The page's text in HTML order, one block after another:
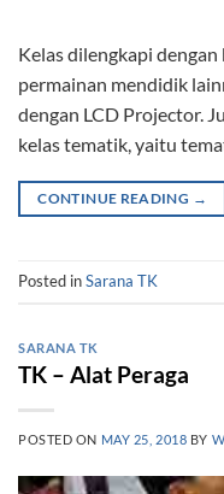
Kelas dilengkapi
permainan mendidik
dengan LCD Projector.
kelas tematik, yaitu
CONTINUE READING →
Posted inSarana TK
SARANA TK
TK – Alat Peraga
POSTED ON MAY 25, 2018 BY